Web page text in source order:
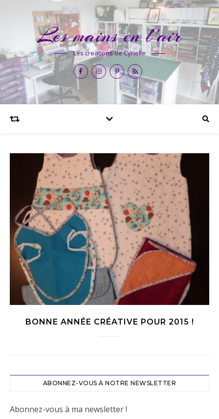
Les mains en l'air
Les creations de Cyrielle
BONNE ANNÉE CRÉATIVE POUR 2015 !
ABONNEZ-VOUS À NOTRE NEWSLETTER
Abonnez-vous à ma newsletter !